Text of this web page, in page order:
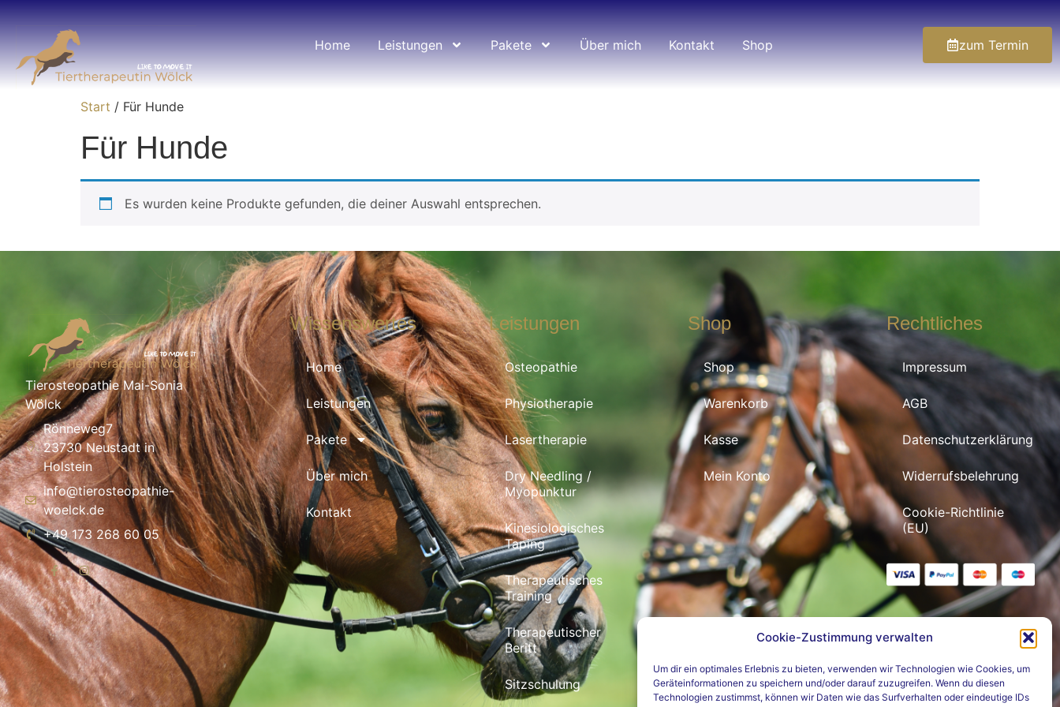
Cookie-Zustimmung verwalten
Um dir ein optimales Erlebnis zu bieten, verwenden wir Technologien wie Cookies, um
Geräteinformationen zu speichern und/oder darauf zuzugreifen. Wenn du diesen
Technologien zustimmst, können wir Daten wie das Surfverhalten oder eindeutige IDs
Home Leistungen Pakete Über mich Kontakt Shop zum Termin
Start / Für Hunde
Für Hunde
Es wurden keine Produkte gefunden, die deiner Auswahl entsprechen.
Tierosteopathie Mai-Sonia
Wölck
Rönneweg7
23730 Neustadt in
Holstein
info@tierosteopathie-
woelck.de
+49 173 268 60 05
Wissenswertes
Home
Leistungen
Pakete
Über mich
Kontakt
Leistungen
Osteopathie
Physiotherapie
Lasertherapie
Dry Needling /
Myopunktur
Kinesiologisches
Taping
Therapeutisches
Training
Therapeutischer
Beritt
Sitzschulung
Shop
Shop
Warenkorb
Kasse
Mein Konto
Rechtliches
Impressum
AGB
Datenschutzerklärung
Widerrufsbelehrung
Cookie-Richtlinie
(EU)